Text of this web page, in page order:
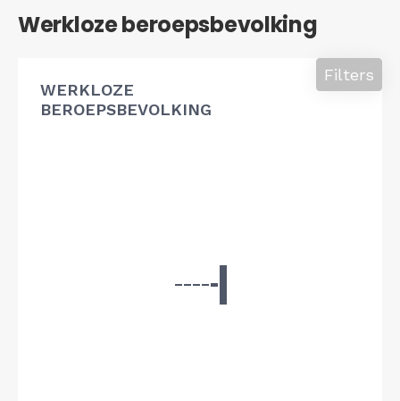
Werkloze beroepsbevolking
WERKLOZE
BEROEPSBEVOLKING
Filters